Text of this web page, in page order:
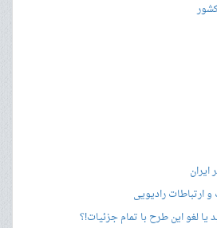
ارتباطات رادیویی
لغو این طرح با تمام جزئیات!؟